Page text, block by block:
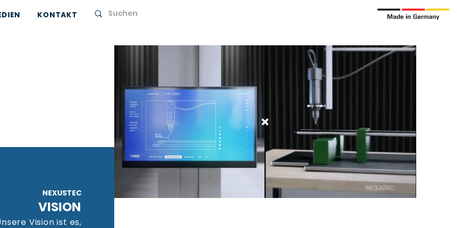
KONTAKT
NEXUSTEC
VISION
Vision ist es,